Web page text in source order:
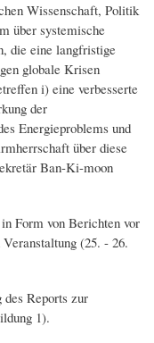
Wissenschaft, Politik
über systemische
die eine langfristige
globale Krisen
i) eine verbesserte
der
Energieproblems und
über diese
Ban-Ki-moon
Form von Berichten vor
(25. - 26.
Reports zur
1).